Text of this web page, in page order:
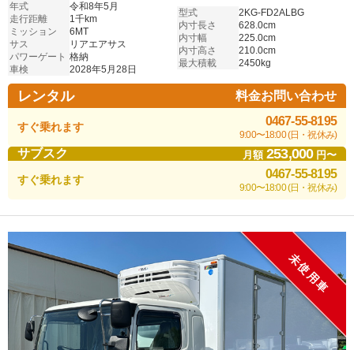
年式
令和8年5月
走行距離
1千km
ミッション
6MT
サス
リアエアサス
パワーゲート 格納
車検
2028年5月28日
型式
2KG-FD2ALBG
内寸長さ
628.0cm
内寸幅
225.0cm
内寸高さ
210.0cm
最大積載
2450kg
レンタル 料金お問い合わせ
すぐ乗れます 0467-55-8195
9:00〜18:00 (日・祝休み)
サブスク 月額253,000円〜
すぐ乗れます 0467-55-8195
9:00〜18:00 (日・祝休み)
未使用車